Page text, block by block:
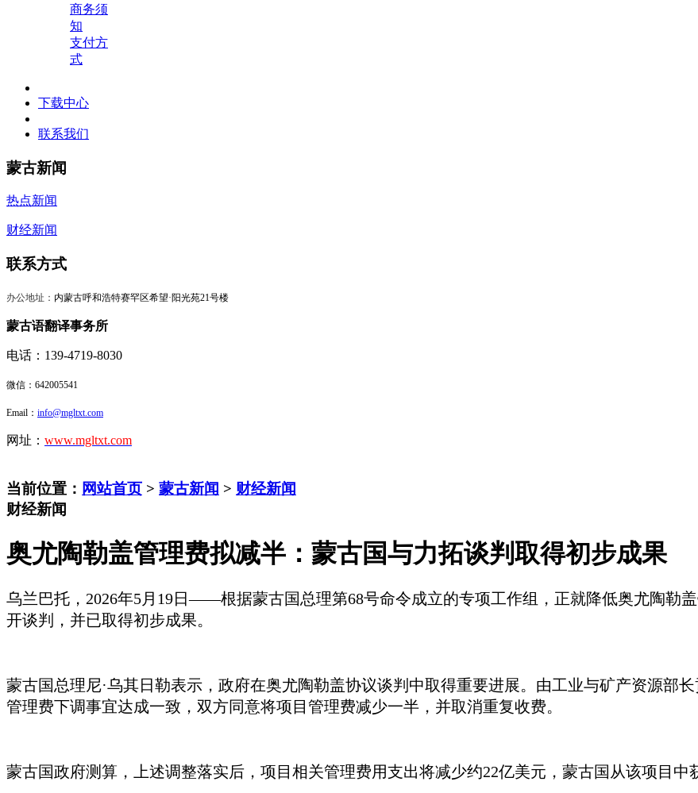
商务须
知
支付方
式
下载中心
联系我们
蒙古新闻
热点新闻
财经新闻
联系方式
办公地址： 内蒙古呼和浩特赛罕区希望·阳光苑21号楼
蒙古语翻译事务所
电话：139-4719-8030
微信： 642005541
Email： info@mgltxt.com
网址： www.mgltxt.com
当前位置： 网站首页 > 蒙古新闻 > 财经新闻
财经新闻
奥尤陶勒盖管理费拟减半：蒙古国与力拓谈判取得初步成果
乌兰巴托， 2026年5月19日——根据蒙古国总理第68号命令成立的专项工作组，正就降低奥尤陶勒
开谈判，并已取得初步成果。
蒙古国总理尼·乌其日勒表示，政府在奥尤陶勒盖协议谈判中取得重要进展。由工业与矿产资源部
管理费下调事宜达成一致，双方同意将项目管理费减少一半，并取消重复收费。
蒙古国政府测算，上述调整落实后，项目相关管理费用支出将减少约22亿美元，蒙古国从该项目中